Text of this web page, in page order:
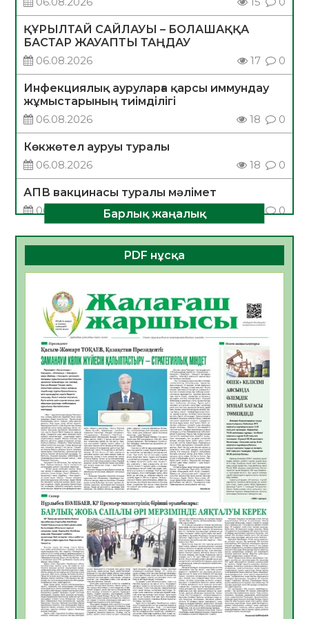
ҚҰРЫЛТАЙ САЙЛАУЫ – БОЛАШАҚҚА
БАСТАР ЖАУАПТЫ ТАҢДАУ
06.08.2026
17 0
Инфекциялық ауруларға қарсы иммундау
жұмыстарының тиімділігі
06.08.2026
18 0
Көкжөтел ауруы туралы
06.08.2026
18 0
АПВ вакцинасы туралы мәлімет
06.08.2026
0
Open Air: Қызылорда облысы полиция
департаменті 20 мыңнан астам
көрерменнің қауіпсіздігін қамтамасыз етті
ҚЫЗЫЛОРДАДА «САНАЛЫ ҰРПАҚ –
ЖАРҚЫН БОЛАШАҚ» АТТЫ КЕҢЕЙТІЛГЕН
МӘЖІЛІС ӨТТІ
05.08.2026
30
Қазақстан Орталық Азиядағы көшуге ең
қолайлы ел атанды
05.08.2026
32
Өрт қауіпсіздігі талаптарын сақтау – әр
азаматтың міндеті
05.08.2026
32
Руслан Рүстемұлы облыс әкімінің
кеңесшісі болып тағайындалды
05.08.2026
29
Цифрландыру саласын дамыту аясында
салынатын жаңа орталықтың жобасы
талқыланды
05.08.2026
29
Барлық жаңалық
PDF нұсқа